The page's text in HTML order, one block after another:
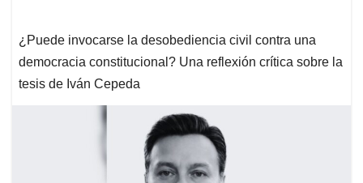
¿Puede invocarse la desobediencia civil contra una
democracia constitucional? Una reflexión crítica sobre la
tesis de Iván Cepeda